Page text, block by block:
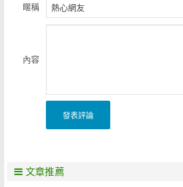
暱稱
內容
發表評論
文章推薦